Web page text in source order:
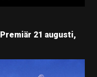
Premiär 21 augusti,